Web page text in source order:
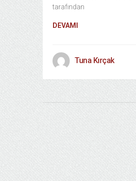
tarafından
DEVAMI
Tuna Kırçak